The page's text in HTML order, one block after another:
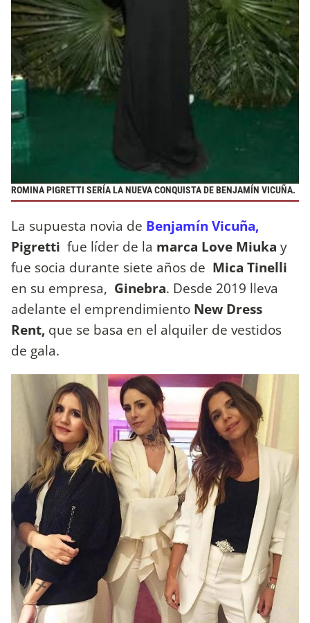
ROMINA PIGRETTI SERÍA LA NUEVA CONQUISTA DE BENJAMÍN VICUÑA.
La supuesta novia de Benjamín Vicuña,
Pigretti fue líder de la marca Love Miuka y
fue socia durante siete años de Mica Tinelli
en su empresa, Ginebra. Desde 2019 lleva
adelante el emprendimiento New Dress
Rent, que se basa en el alquiler de vestidos
de gala.